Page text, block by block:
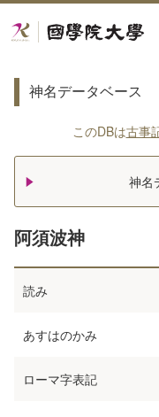
神名データベース
このDBは古事
神名
阿須波神
読み
あすはのかみ
ローマ字表記